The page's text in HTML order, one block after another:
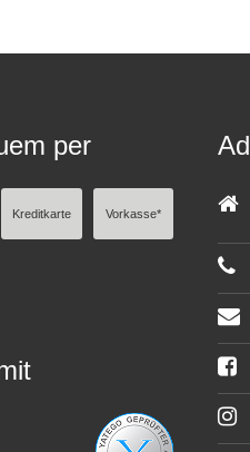
per
Kreditkarte Vorkasse*